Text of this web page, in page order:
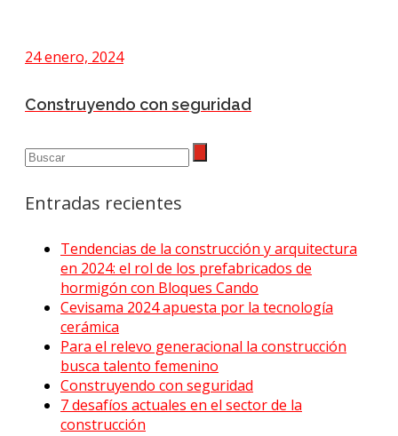
24 enero, 2024
Construyendo con seguridad
Entradas recientes
Tendencias de la construcción y arquitectura
en 2024: el rol de los prefabricados de
hormigón con Bloques Cando
Cevisama 2024 apuesta por la tecnología
cerámica
Para el relevo generacional la construcción
busca talento femenino
Construyendo con seguridad
7 desafíos actuales en el sector de la
construcción